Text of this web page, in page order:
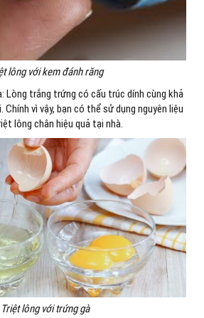
lông với kem đánh răng
Lòng trắng trứng có cấu trúc dính cùng khả
vì vậy, bạn có thể sử dụng nguyên liệu
lông chân hiệu quả tại nhà.
Triệt lông với trứng gà